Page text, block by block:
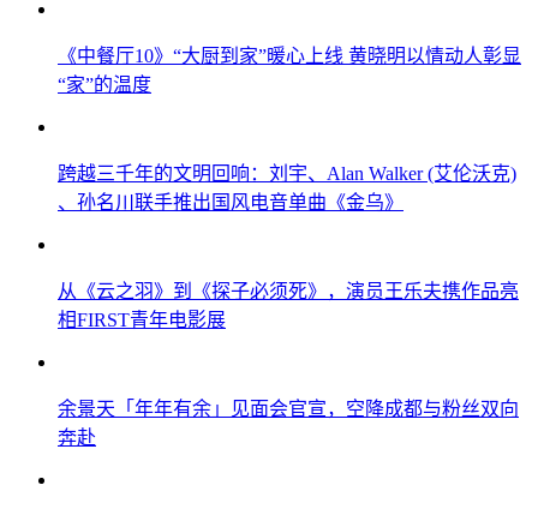
《中餐厅10》“大厨到家”暖心上线 黄晓明以情动人彰显
“家”的温度
跨越三千年的文明回响：刘宇、Alan Walker (艾伦沃克)
、孙名川联手推出国风电音单曲《金乌》
从《云之羽》到《探子必须死》，演员王乐夫携作品亮
相FIRST青年电影展
余景天「年年有余」见面会官宣，空降成都与粉丝双向
奔赴